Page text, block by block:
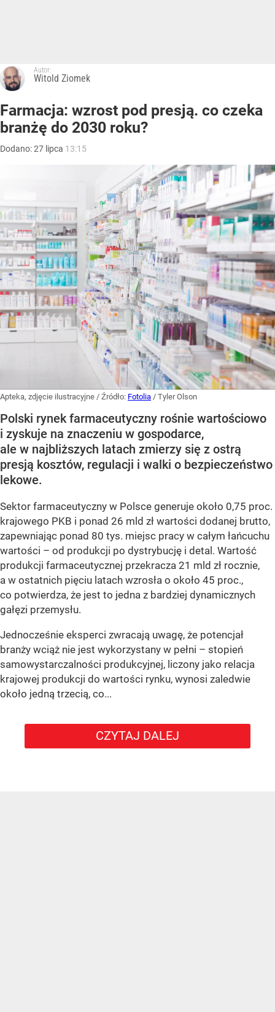
Autor:
Witold Ziomek
Farmacja: wzrost pod presją. co czeka
branżę do 2030 roku?
Dodano:27 lipca 13:15
Apteka, zdjęcie ilustracyjne / Źródło: Fotolia / Tyler Olson
Polski rynek farmaceutyczny rośnie wartościowo
i zyskuje na znaczeniu w gospodarce,
ale w najbliższych latach zmierzy się z ostrą
presją kosztów, regulacji i walki o bezpieczeństwo
lekowe.
Sektor farmaceutyczny w Polsce generuje około 0,75 proc.
krajowego PKB i ponad 26 mld zł wartości dodanej brutto,
zapewniając ponad 80 tys. miejsc pracy w całym łańcuchu
wartości – od produkcji po dystrybucję i detal. Wartość
produkcji farmaceutycznej przekracza 21 mld zł rocznie,
a w ostatnich pięciu latach wzrosła o około 45 proc.,
co potwierdza, że jest to jedna z bardziej dynamicznych
gałęzi przemysłu.
Jednocześnie eksperci zwracają uwagę, że potencjał
branży wciąż nie jest wykorzystany w pełni – stopień
samowystarczalności produkcyjnej, liczony jako relacja
krajowej produkcji do wartości rynku, wynosi zaledwie
około jedną trzecią, co...
CZYTAJ DALEJ